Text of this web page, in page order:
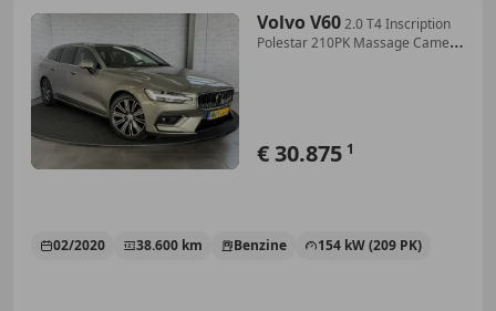
Volvo V602.0 T4 Inscription
Polestar 210PK Massage Camera
€ 30.875 1
02/2020 38.600 km Benzine 154 kW (209 PK)